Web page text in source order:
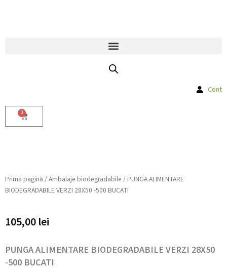
800 Lei la produsele Bag in Box
Cont
0
Cart
Prima pagină /Ambalaje biodegradabile / PUNGA ALIMENTARE
BIODEGRADABILE VERZI 28X50 -500 BUCATI
105,00lei
PUNGA ALIMENTARE BIODEGRADABILE VERZI 28X50
-500 BUCATI